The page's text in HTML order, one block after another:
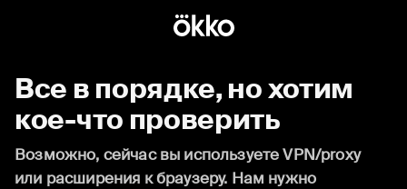
Все в порядке, но хотим
кое-что проверить
Возможно, сейчас вы используете VPN/proxy
или расширения к браузеру. Нам нужно